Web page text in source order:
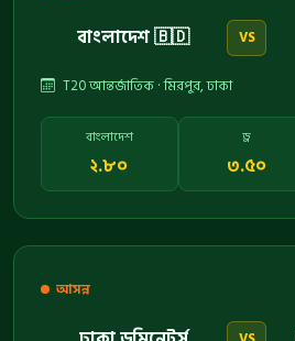
বাংলাদেশ 🇧🇩 VS
T20 আন্তর্জাতিক · মিরপুর, ঢাকা
বাংলাদেশ
২.৮০
ড্র
৩.৫০
আসন্ন